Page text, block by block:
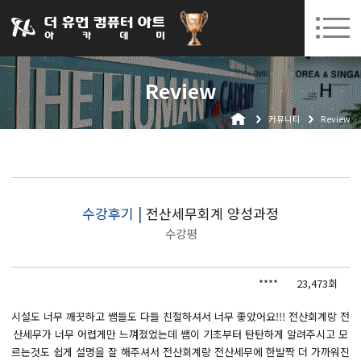
031-252-7277 수원캠퍼스 개강 08. 12.(수)
로그인 회원가입 고객센터
Review
커뮤니티 Review
수강후기 | 전산세무회계 양성과정
수강평
**** 23,473회
시설도 너무 깨끗하고 쌤들도 다들 친절하셔서 너무 좋았어요!!! 전산회계랑 전
산세무가 너무 어렵게만 느껴졌었는데 쌤이 기초부터 탄탄하게 알려주시고 모
르는것도 쉽게 설명을 잘 해주셔서 전산회계랑 전산세무에 한발짝 더 가까워진
아카데미소개
인사말
오시는길
생성형AI
BIM 건축설계 및 실내건축설계(캐드(CAD),맥스(MAX),레빗(REVIT))실무자 양성과정